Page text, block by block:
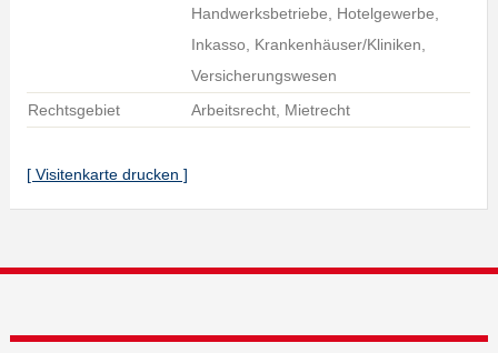
Handwerksbetriebe, Hotelgewerbe,
Inkasso, Krankenhäuser/Kliniken,
Versicherungswesen
Rechtsgebiet
Arbeitsrecht, Mietrecht
[ Visitenkarte drucken ]